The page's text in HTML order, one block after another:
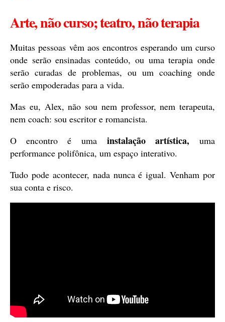
Arte, não curso; teatro, não terapia
Muitas pessoas vêm aos encontros esperando um curso
onde serão ensinadas conteúdo, ou uma terapia onde
serão curadas de problemas, ou um coaching onde
serão empoderadas para a vida.
Mas eu, Alex, não sou nem professor, nem terapeuta,
nem coach: sou escritor e romancista.
O encontro é umainstalação artística,uma
performance polifônica, um espaço interativo.
Tudo pode acontecer, nada nunca é igual. Venham por
sua conta e risco.